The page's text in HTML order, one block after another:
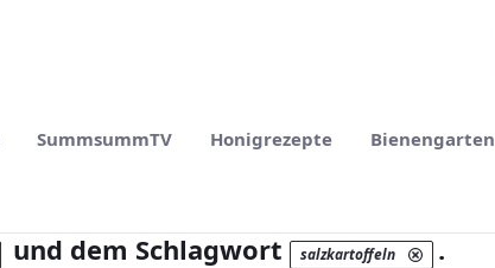
SummsummTV Honigrezepte Bienengarten
und dem Schlagwort salzkartoffeln .